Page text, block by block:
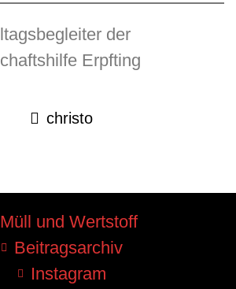
christo
Müll und Wertstoff
Beitragsarchiv
Instagram